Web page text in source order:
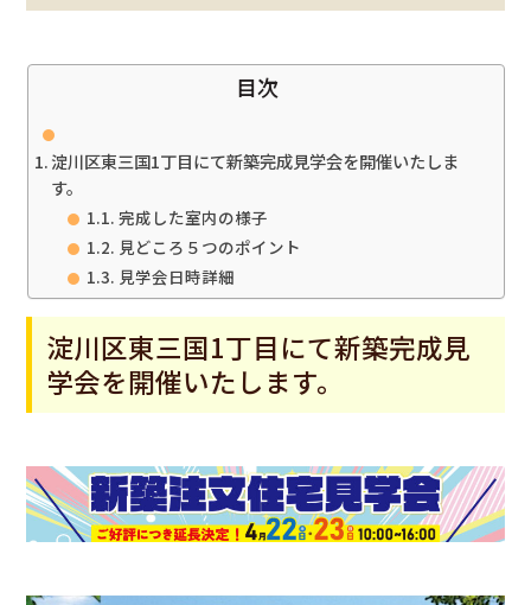
目次
淀川区東三国1丁目にて新築完成見学会を開催いたしま
す。
完成した室内の様子
見どころ５つのポイント
見学会日時詳細
淀川区東三国1丁目にて新築完成見
学会を開催いたします。